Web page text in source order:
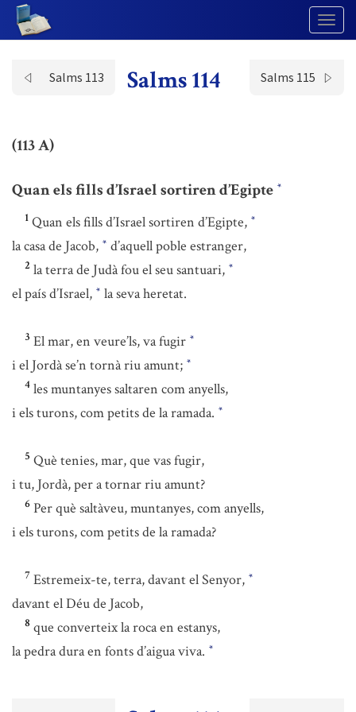
Salms 113 Salms 114 Salms 115
(113 A)
Quan els fills d’Israel sortiren d’Egipte *
1 Quan els fills d’Israel sortiren d’Egipte, *
la casa de Jacob, * d’aquell poble estranger,
2 la terra de Judà fou el seu santuari, *
el país d’Israel, * la seva heretat.
3 El mar, en veure’ls, va fugir *
i el Jordà se’n tornà riu amunt; *
4 les muntanyes saltaren com anyells,
i els turons, com petits de la ramada. *
5 Què tenies, mar, que vas fugir,
i tu, Jordà, per a tornar riu amunt?
6 Per què saltàveu, muntanyes, com anyells,
i els turons, com petits de la ramada?
7 Estremeix-te, terra, davant el Senyor, *
davant el Déu de Jacob,
8 que converteix la roca en estanys,
la pedra dura en fonts d’aigua viva. *